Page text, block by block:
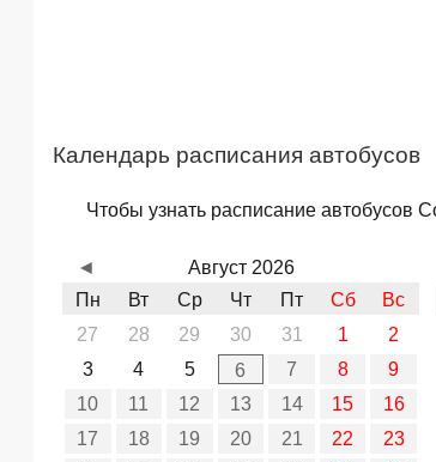
Календарь расписания автобусов
Чтобы узнать расписание автобусов
Август 2026
Пн
Вт Ср Чт Пт Сб
Вс
27
28 29 30 31 1
2
3
4 5 6 7 8
9
10
11 12 13 14 15
16
17
18 19 20 21 22
23
◄